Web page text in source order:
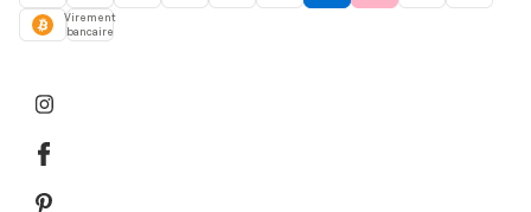
Virement
bancaire